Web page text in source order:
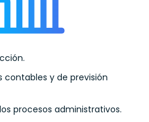
contables y de previsión
procesos administrativos.